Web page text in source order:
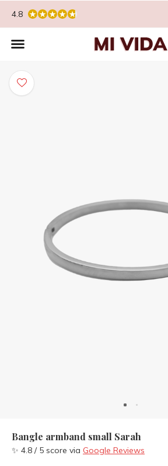
4.8
Bangle armband small Sarah
✨ 4.8 / 5 score via Google Reviews